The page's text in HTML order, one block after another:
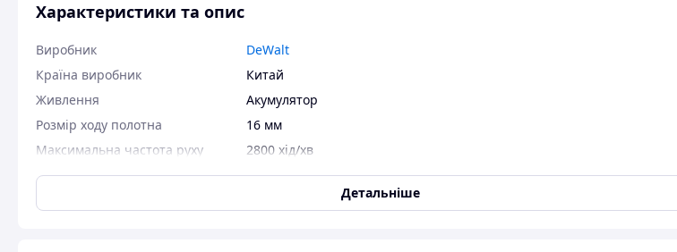
Характеристики та опис
Виробник
DeWalt
Країна виробник
Китай
Живлення
Акумулятор
Розмір ходу полотна
16 мм
Максимальна частота руху
2800 хід/хв
Детальніше